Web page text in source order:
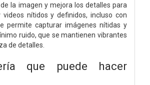
la imagen y mejora los detalles para
nítidos y definidos, incluso con
permite capturar imágenes nítidas y
ruido, que se mantienen vibrantes
de detalles.
que puede hacer